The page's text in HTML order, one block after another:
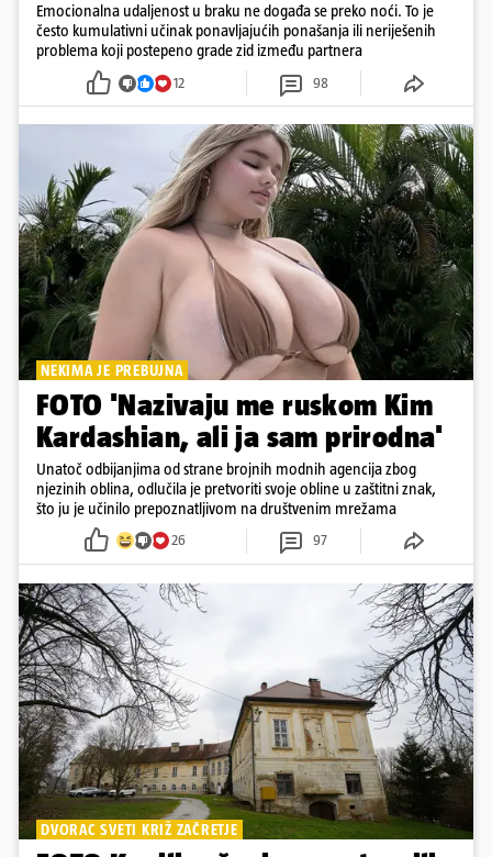
Emocionalna udaljenost u braku ne događa se preko noći. To je
često kumulativni učinak ponavljajućih ponašanja ili neriješenih
problema koji postepeno grade zid između partnera
12 98
NEKIMA JE PREBUJNA
FOTO 'Nazivaju me ruskom Kim
Kardashian, ali ja sam prirodna'
Unatoč odbijanjima od strane brojnih modnih agencija zbog
njezinih oblina, odlučila je pretvoriti svoje obline u zaštitni znak,
što ju je učinilo prepoznatljivom na društvenim mrežama
26 97
DVORAC SVETI KRIŽ ZAČRETJE